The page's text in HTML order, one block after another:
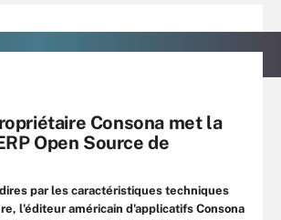
Consona met la
Open Source de
par les caractéristiques techniques
l'éditeur américain d'applicatifs Consona